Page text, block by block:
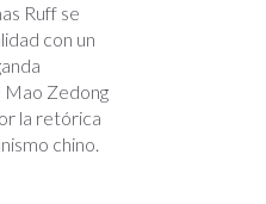
Ruff se
con un
Zedong
la retórica
chino.